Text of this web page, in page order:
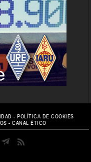
-POLÍTICA DE COOKIES
-CANAL ÉTICO